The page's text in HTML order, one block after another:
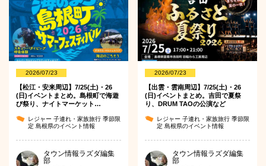
2026/07/23
【松江・安来周辺】7/25(土)・26
(日)イベントまとめ。島根町で海遊
び祭り、ナイトマーケット…
レジャー 子連れ・家族旅行 季節限
定 島根県のイベント情報
タウン情報ラズダ編集
部
2026/07/23
【出雲・雲南周辺】7/25(土)・26
(日)イベントまとめ。吉田で夏祭
り、DRUM TAOの公演など
レジャー子連れ・家族旅行季節限
定島根県のイベント情報
タウン情報ラズダ編集
部